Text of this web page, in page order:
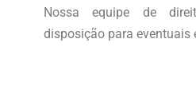
Nossa equipe de
disposição para eventuais